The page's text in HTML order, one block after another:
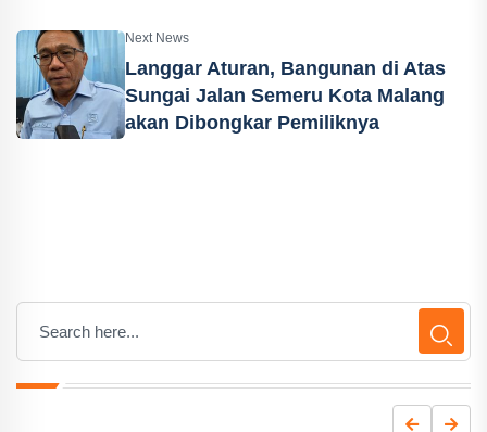
Next News
Langgar Aturan, Bangunan di Atas
Sungai Jalan Semeru Kota Malang
akan Dibongkar Pemiliknya